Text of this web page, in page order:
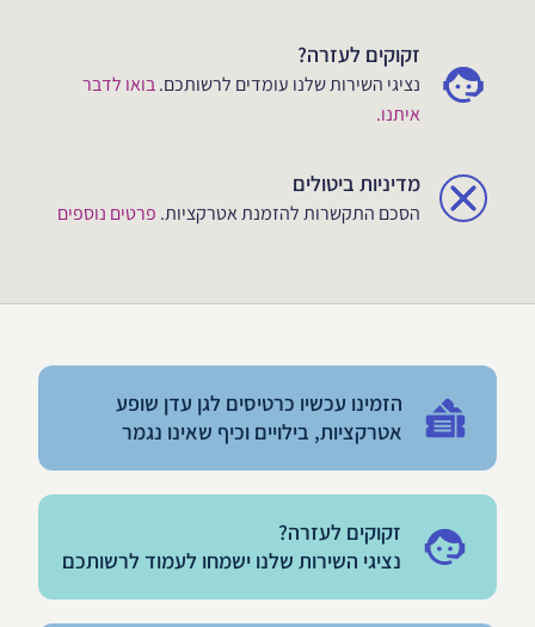
זקוקים לעזרה?
נציגי השירות שלנו עומדים לרשותכם.בואו לדבר
איתנו.
מדיניות ביטולים
הסכם התקשרות להזמנת אטרקציות. פרטים נוספים
הזמינו עכשיו כרטיסים לגן עדן שופע
אטרקציות, בילויים וכיף שאינו נגמר
זקוקים לעזרה?
נציגי השירות שלנו ישמחו לעמוד לרשותכם